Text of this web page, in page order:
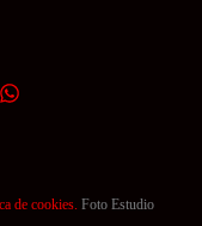
de cookies. Foto Estudio